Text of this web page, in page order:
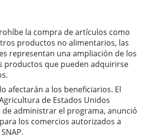
la compra de artículos como
productos no alimentarios, las
representan una ampliación de los
productos que pueden adquirirse
afectarán a los beneficiarios. El
de Estados Unidos
de administrar el programa, anunció
los comercios autorizados a